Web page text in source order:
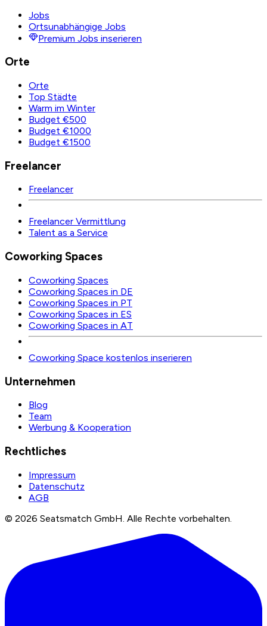
Jobs
Ortsunabhängige Jobs
Premium Jobs inserieren
Orte
Orte
Top Städte
Warm im Winter
Budget €500
Budget €1000
Budget €1500
Freelancer
Freelancer
Freelancer Vermittlung
Talent as a Service
Coworking Spaces
Coworking Spaces
Coworking Spaces in DE
Coworking Spaces in PT
Coworking Spaces in ES
Coworking Spaces in AT
Coworking Space kostenlos inserieren
Unternehmen
Blog
Team
Werbung & Kooperation
Rechtliches
Impressum
Datenschutz
AGB
© 2026 Seatsmatch GmbH. Alle Rechte vorbehalten.